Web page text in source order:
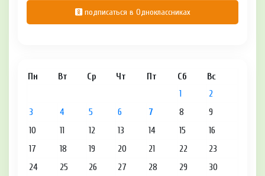
подписаться в Одноклассниках
Пн Вт Ср Чт Пт Сб Вс
1
2
3
4 5 6 7 8
9
10
11 12 13 14 15
16
17
18 19 20 21 22
23
24
25 26 27 28 29
30